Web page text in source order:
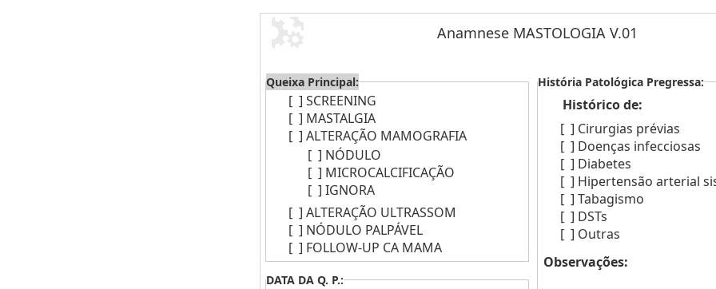
Anamnese MASTOLOGIA V.01
Queixa Principal:
[ ] SCREENING
[ ] MASTALGIA
[ ] ALTERAÇÃO MAMOGRAFIA
[ ] NÓDULO
[ ] MICROCALCIFICAÇÃO
[ ] IGNORA
[ ] ALTERAÇÃO ULTRASSOM
[ ] NÓDULO PALPÁVEL
[ ] FOLLOW-UP CA MAMA
DATA DA Q. P.:
História Patológica Pregressa:
Histórico de:
[ ] Cirurgias prévias
[ ] Doenças infecciosas
[ ] Diabetes
[ ] Hipertensão arterial
[ ] Tabagismo
[ ] DSTs
[ ] Outras
Observações: